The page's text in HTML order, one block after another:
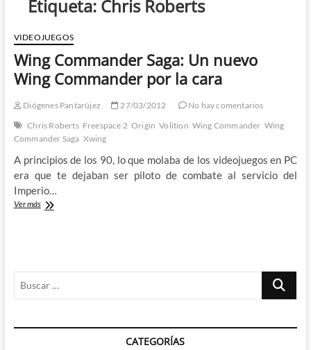
Etiqueta: Chris Roberts
VIDEOJUEGOS
Wing Commander Saga: Un nuevo
Wing Commander por la cara
Diógenes Pantarújez 27/03/2012
No hay comentarios
Chris Roberts Freespace 2 Origin Volition Wing Commander Wing
Commander Saga Xwing
A principios de los 90, lo que molaba de los videojuegos en PC
era que te dejaban ser piloto de combate al servicio del
Imperio…
Ver másWing
por
la
Buscar
CATEGORÍAS